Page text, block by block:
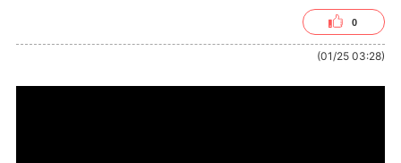
0
(01/25 03:28)